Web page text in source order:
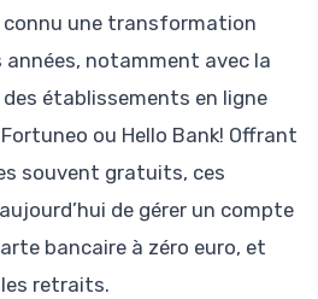
connu une transformation
années, notamment avec la
établissements en ligne
ou Hello Bank! Offrant
souvent gratuits, ces
de gérer un compte
bancaire à zéro euro, et
retraits.